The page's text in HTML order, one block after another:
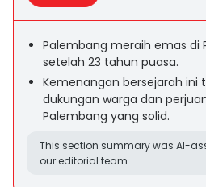
Palembang meraih emas di
setelah 23 tahun puasa.
Kemenangan bersejarah ini
dukungan warga dan
Palembang yang solid.
This section summary was AI-
our editorial team.